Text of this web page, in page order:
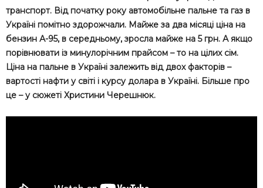
транспорт. Від початку року автомобільне пальне та газ в
Україні помітно здорожчали. Майже за два місяці ціна на
бензин А-95, в середньому, зросла майже на 5 грн. А якщо
порівнювати із минулорічним прайсом – то на цілих сім.
Ціна на пальне в Україні залежить від двох факторів –
вартості нафти у світі і курсу долара в Україні. Більше про
це – у сюжеті Христини Черешнюк.